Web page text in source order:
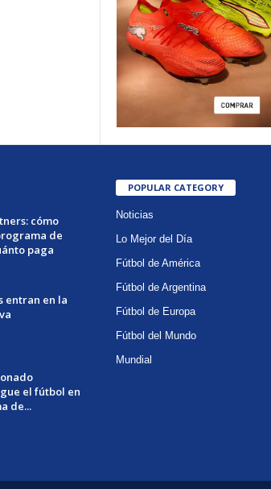
cómo
de
paga
entran en la
el fútbol en
de...
POPULAR CATEGORY
Noticias
Lo Mejor del Día
Fútbol de América
Fútbol de Argentina
Fútbol de Europa
Fútbol del Mundo
Mundial